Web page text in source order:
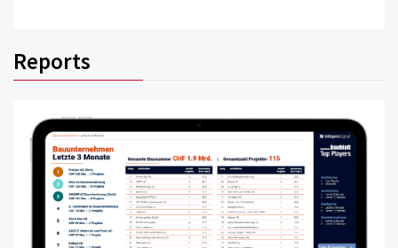
Reports